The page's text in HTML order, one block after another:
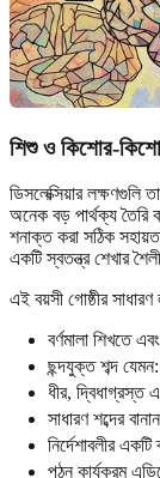
শিশু ও কিশোর-
ডিসলেক্সিয়ার লক্ষণগুলি
অনেক বড় পার্থক্য তৈরি
শনাক্ত করা সঠিক
একটি স্বতন্ত্র শেখার
এই বয়সী গোষ্ঠীর
বর্ণমালা শিখতে
ছন্দযুক্ত শব্দ
ধীর, দ্বিধাগ্রস্ত
সাধারণ শব্দের
নির্দেশাবলীর
পঠন কার্যক্রম